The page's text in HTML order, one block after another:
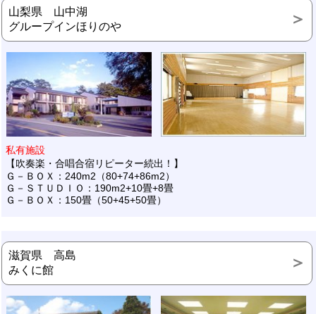
山梨県 山中湖
グループインほりのや
私有施設
【吹奏楽・合唱合宿リピーター続出！】
Ｇ－ＢＯＸ：240m2（80+74+86m2）
Ｇ－ＳＴＵＤＩＯ：190m2+10畳+8畳
Ｇ－ＢＯＸ：150畳（50+45+50畳）
滋賀県 高島
みくに館